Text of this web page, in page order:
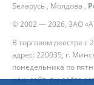
© 2002 — 2026, ЗАО
В торговом реестре
адрес: 220035, г.
понедельника по
наш сайт, вы даёте
Беларусь , Молдова ,